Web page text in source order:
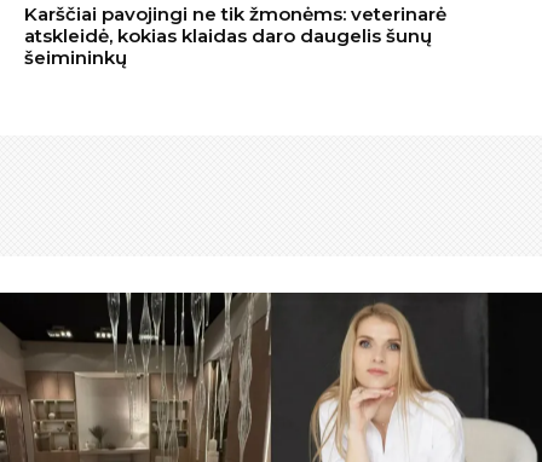
Karščiai pavojingi ne tik žmonėms: veterinarė
atskleidė, kokias klaidas daro daugelis šunų
šeimininkų